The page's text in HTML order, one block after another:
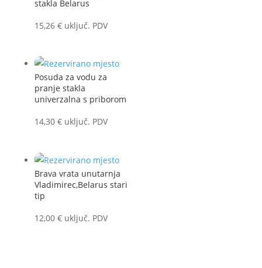
stakla Belarus
15,26 € uključ. PDV
Posuda za vodu za
pranje stakla
univerzalna s priborom
14,30 € uključ. PDV
Brava vrata unutarnja
Vladimirec,Belarus stari
tip
12,00 € uključ. PDV